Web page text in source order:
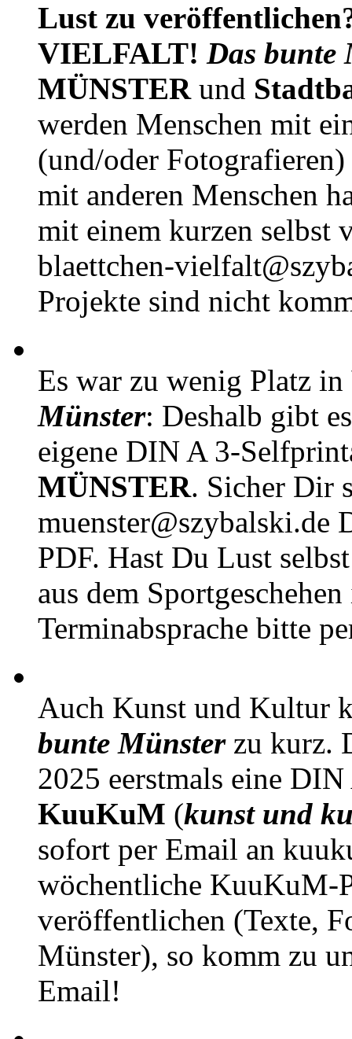
Lust zu
VIELFALT! Das bunte
MÜNSTERund
werden Menschen mit
(und/oder
mit anderen Menschen
mit einem kurzen selbst
blaettchen-
Projekte sind nicht
Es war zu wenig Platz in
Münster: Deshalb gibt
eigene DIN A 3-
MÜNSTER. Sicher Dir
muenster@szybalski.de
PDF. Hast Du Lust
aus dem
Terminabsprache bitte
Auch Kunst und Kultur
bunte Münsterzu kurz.
2025 eerstmals eine
KuuKuM (kunst und
sofort per Email an
wöchentliche KuuKuM-
veröffentlichen (Texte,
Münster), so komm zu
Email!